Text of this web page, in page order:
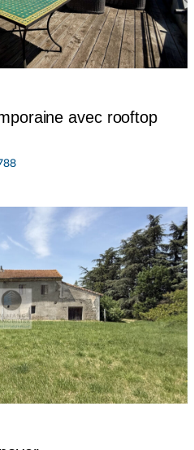
avec rooftop